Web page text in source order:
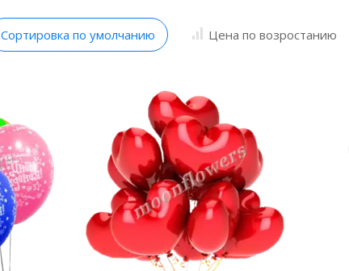
Сортировка по умолчанию Цена по возростанию